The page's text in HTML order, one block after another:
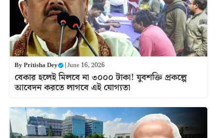
ByPritisha Dey |June 16, 2026
বেকার হলেই মিলবে না ৩০০০ টাকা! যুবশক্তি প্রকল্পে
আবেদন করতে লাগবে এই যোগ্যতা